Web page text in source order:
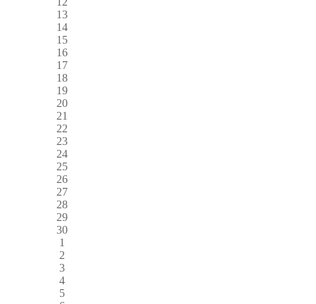
13
14
15
16
17
18
19
20
21
22
23
24
25
26
27
28
29
30
1
2
3
4
5